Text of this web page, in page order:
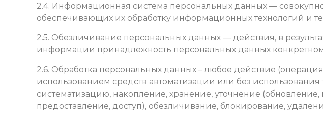
2.4. Информационная система персональных данных —
обеспечивающих их обработку информационных технологий и
2.5. Обезличивание персональных данных — действия, в
информации принадлежность персональных данных
2.6. Обработка персональных данных – любое действие
использованием средств автоматизации или без
систематизацию, накопление, хранение, уточнение
предоставление, доступ), обезличивание, блокирование,